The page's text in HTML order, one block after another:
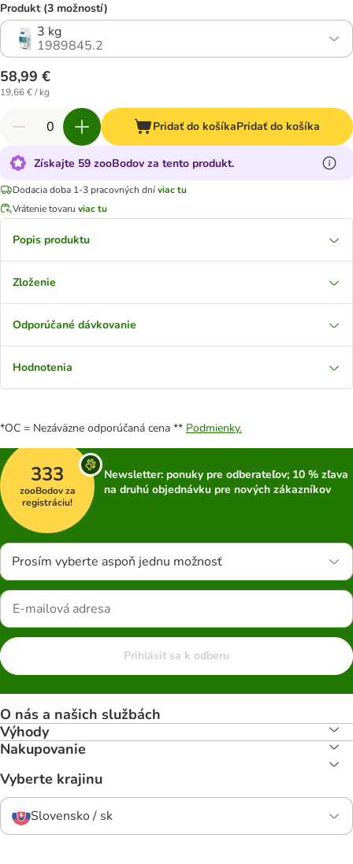
Produkt (3 možností)
3 kg
1989845.2
58,99 €
19,66 € / kg
Pridať do košíkaPridať do košíka
Získajte 59 zooBodov za tento produkt.
Dodacia doba 1-3 pracovných dníviac tu
Vrátenie tovaru viac tu
Popis produktu
Zloženie
Odporúčané dávkovanie
Hodnotenia
*OC = Nezáväzne odporúčaná cena ** Podmienky.
333
zooBodov za
registráciu!
Newsletter: ponuky pre odberateľov; 10 % zľava
na druhú objednávku pre nových zákazníkov
Prosím vyberte aspoň jednu možnosť
Prihlásiť sa k odberu
O nás a našich službách
Výhody
Nakupovanie
Vyberte krajinu
Slovensko / sk